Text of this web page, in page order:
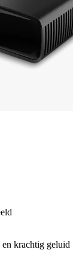
krachtig geluid